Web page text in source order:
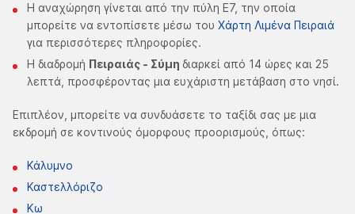
Η αναχώρηση γίνεται από την πύλη Ε7, την οποία
μπορείτε να εντοπίσετε μέσω του Χάρτη Λιμένα Πειραιά
για περισσότερες πληροφορίες.
Η διαδρομή Πειραιάς - Σύμη διαρκεί από 14 ώρες και 25
λεπτά, προσφέροντας μια ευχάριστη μετάβαση στο νησί.
Επιπλέον, μπορείτε να συνδυάσετε το ταξίδι σας με μια
εκδρομή σε κοντινούς όμορφους προορισμούς, όπως:
Κάλυμνο
Καστελλόριζο
Κω